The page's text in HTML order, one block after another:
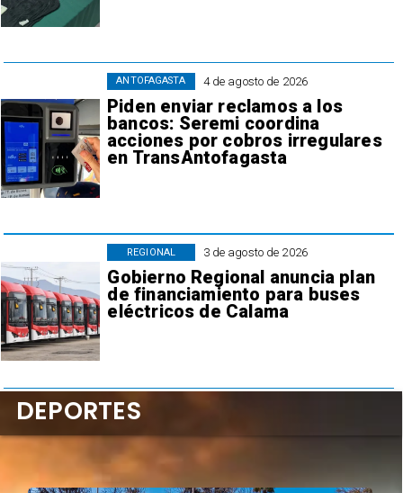
4 de agosto de 2026
Piden enviar reclamos a los
bancos: Seremi coordina
acciones por cobros irregulares
en TransAntofagasta
ANTOFAGASTA
3 de agosto de 2026
Gobierno Regional anuncia plan
de financiamiento para buses
eléctricos de Calama
REGIONAL
DEPORTES